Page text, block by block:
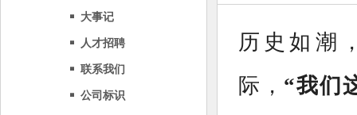
大事记
人才招聘
联系我们
公司标识
历史如潮
际， “我们